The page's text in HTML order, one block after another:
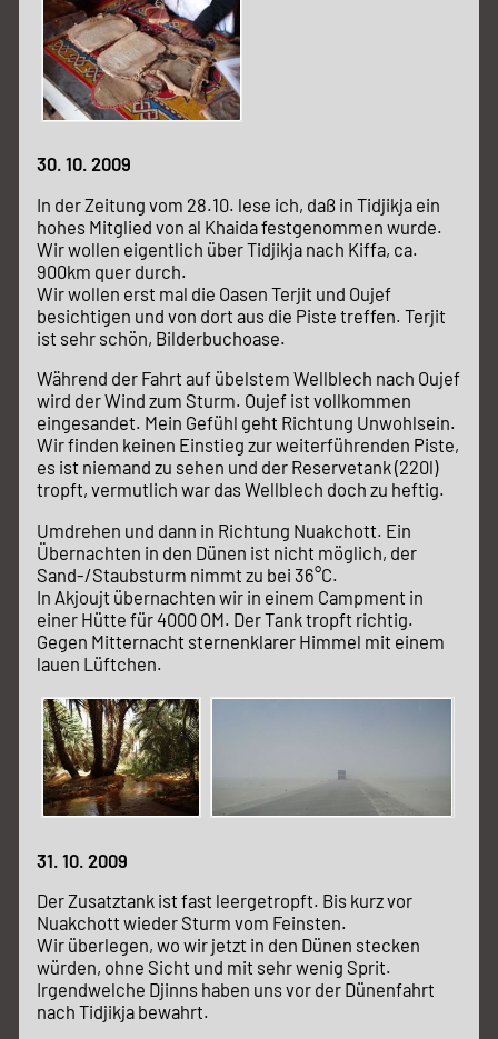
30. 10. 2009
In der Zeitung vom 28.10. lese ich, daß in Tidjikja ein
hohes Mitglied von al Khaida festgenommen wurde.
Wir wollen eigentlich über Tidjikja nach Kiffa, ca.
900km quer durch.
Wir wollen erst mal die Oasen Terjit und Oujef
besichtigen und von dort aus die Piste treffen. Terjit
ist sehr schön, Bilderbuchoase.
Während der Fahrt auf übelstem Wellblech nach Oujef
wird der Wind zum Sturm. Oujef ist vollkommen
eingesandet. Mein Gefühl geht Richtung Unwohlsein.
Wir finden keinen Einstieg zur weiterführenden Piste,
es ist niemand zu sehen und der Reservetank (220l)
tropft, vermutlich war das Wellblech doch zu heftig.
Umdrehen und dann in Richtung Nuakchott. Ein
Übernachten in den Dünen ist nicht möglich, der
Sand-/Staubsturm nimmt zu bei 36°C.
In Akjoujt übernachten wir in einem Campment in
einer Hütte für 4000 OM. Der Tank tropft richtig.
Gegen Mitternacht sternenklarer Himmel mit einem
lauen Lüftchen.
31. 10. 2009
Der Zusatztank ist fast leergetropft. Bis kurz vor
Nuakchott wieder Sturm vom Feinsten.
Wir überlegen, wo wir jetzt in den Dünen stecken
würden, ohne Sicht und mit sehr wenig Sprit.
Irgendwelche Djinns haben uns vor der Dünenfahrt
nach Tidjikja bewahrt.